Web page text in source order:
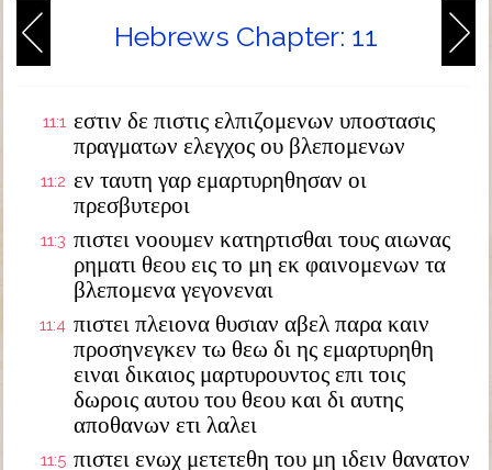
Hebrews Chapter: 11
11:1 εστιν δε πιστις ελπιζομενων υποστασις
πραγματων ελεγχος ου βλεπομενων
11:2 εν ταυτη γαρ εμαρτυρηθησαν οι
πρεσβυτεροι
11:3 πιστει νοουμεν κατηρτισθαι τους αιωνας
ρηματι θεου εις το μη εκ φαινομενων τα
βλεπομενα γεγονεναι
11:4 πιστει πλειονα θυσιαν αβελ παρα καιν
προσηνεγκεν τω θεω δι ης εμαρτυρηθη
ειναι δικαιος μαρτυρουντος επι τοις
δωροις αυτου του θεου και δι αυτης
αποθανων ετι λαλει
11:5 πιστει ενωχ μετετεθη του μη ιδειν θανατον